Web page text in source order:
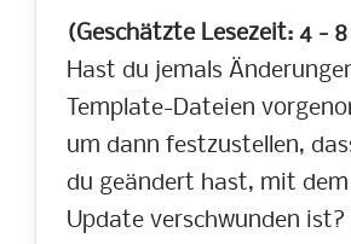
(Geschätzte Lesezeit: 4 -
Hast du jemals
Template-Dateien
um dann festzustellen,
du geändert hast, mit
Update verschwunden ist?